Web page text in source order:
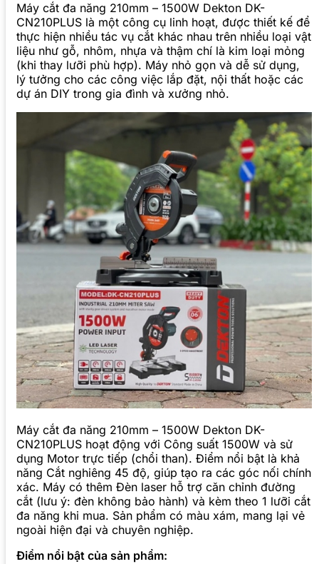
Máy cắt đa năng 210mm – 1500W Dekton DK-
CN210PLUS là một công cụ linh hoạt, được thiết kế để
thực hiện nhiều tác vụ cắt khác nhau trên nhiều loại vật
liệu như gỗ, nhôm, nhựa và thậm chí là kim loại mỏng
(khi thay lưỡi phù hợp). Máy nhỏ gọn và dễ sử dụng,
lý tưởng cho các công việc lắp đặt, nội thất hoặc các
dự án DIY trong gia đình và xưởng nhỏ.
Máy cắt đa năng 210mm – 1500W Dekton DK-
CN210PLUS hoạt động với Công suất 1500W và sử
dụng Motor trực tiếp (chổi than). Điểm nổi bật là khả
năng Cắt nghiêng 45 độ, giúp tạo ra các góc nối chính
xác. Máy có thêm Đèn laser hỗ trợ căn chỉnh đường
cắt (lưu ý: đèn không bảo hành) và kèm theo 1 lưỡi cắt
đa năng khi mua. Sản phẩm có màu xám, mang lại vẻ
ngoài hiện đại và chuyên nghiệp.
Điểm nổi bật của sản phẩm: